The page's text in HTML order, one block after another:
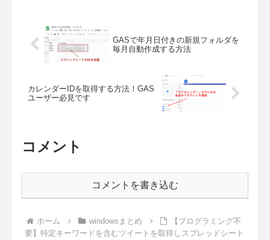
GASで年月日付きの新規フォルダを
毎月自動作成する方法
カレンダーIDを取得する方法！GAS
ユーザー必見です
コメント
コメントを書き込む
ホーム windowsまとめ
【プログラミング不
要】特定キーワードを含むツイートを取得しスプレッドシート